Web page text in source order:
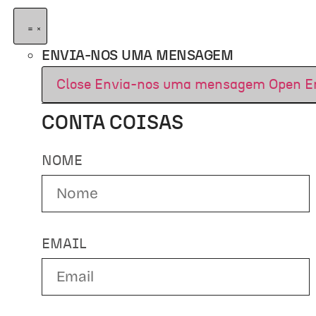
ENVIA-NOS UMA MENSAGEM
Close Envia-nos uma mensagem Open
CONTA COISAS
NOME
EMAIL